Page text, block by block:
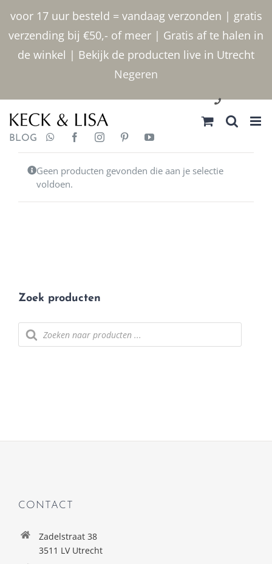
voor 17 uur besteld = vandaag verzonden | gratis
verzending bij €50,- of meer | Gratis af te halen in
de winkel | Bekijk de producten live in Utrecht
Negeren
inhoud
030 2400000
BLOG
Geen producten gevonden die aan je selectie
voldoen.
Zoek producten
Producten
zoeken
CONTACT
Zadelstraat 38
3511 LV Utrecht